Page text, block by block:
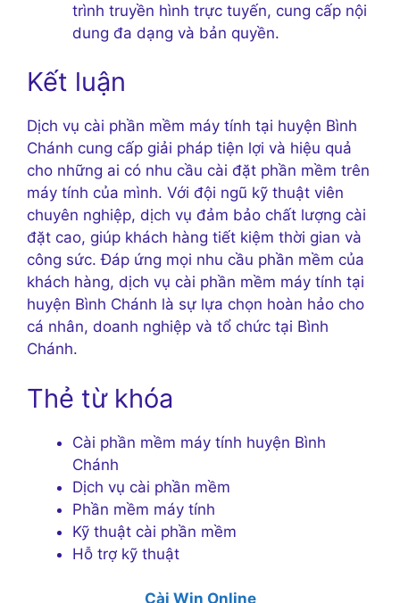
trình truyền hình trực tuyến, cung cấp nội
dung đa dạng và bản quyền.
Kết luận
Dịch vụ cài phần mềm máy tính tại huyện Bình
Chánh cung cấp giải pháp tiện lợi và hiệu quả
cho những ai có nhu cầu cài đặt phần mềm trên
máy tính của mình. Với đội ngũ kỹ thuật viên
chuyên nghiệp, dịch vụ đảm bảo chất lượng cài
đặt cao, giúp khách hàng tiết kiệm thời gian và
công sức. Đáp ứng mọi nhu cầu phần mềm của
khách hàng, dịch vụ cài phần mềm máy tính tại
huyện Bình Chánh là sự lựa chọn hoàn hảo cho
cá nhân, doanh nghiệp và tổ chức tại Bình
Chánh.
Thẻ từ khóa
Cài phần mềm máy tính huyện Bình
Chánh
Dịch vụ cài phần mềm
Phần mềm máy tính
Kỹ thuật cài phần mềm
Hỗ trợ kỹ thuật
Cài Win Online